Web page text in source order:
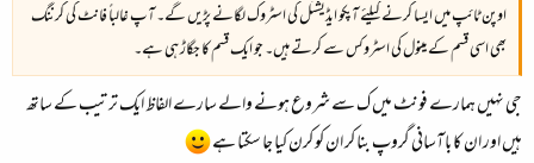
اوپن ٹائپ میں ایسا کرنے کیلئے آپکو ایڈیشنل کی اسٹروک لگانے پڑیں گے۔ آپ غالباً فانٹ کی کرننگ
بھی اسی قسم کے مینول کی اسٹروکس سے کرتے ہیں۔ جو ایک قسم کا جگاڑ ہی ہے۔
جی نہیں ہمارے فونٹ میں ک سے شروع ہونے والے سارے الفاظ ایک ترتیب کے ساتھ
ہیں اور ان کا باآسانی گروپ بنا کر ان کو کرن کیا جا سکتا ہے